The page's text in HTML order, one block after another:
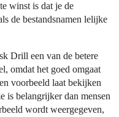
winst is dat je de
de bestandsnamen lelijke
Drill een van de betere
omdat het goed omgaat
voorbeeld laat bekijken
is belangrijker dan mensen
wordt weergegeven,